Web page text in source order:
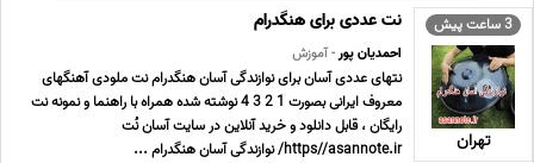
3 ساعت پیش
تهران
نت عددی برای هنگدرام
احمدیان پور- آموزش
نتهای عددی آسان برای نوازندگی آسان هنگدرام نت ملودی آهنگهای
معروف ایرانی بصورت 1 2 3 4 نوشته شده همراه با راهنما و نمونه نت
رایگان ، قابل دانلود و خرید آنلاین در سایت آسان نُت
https//asannote.ir/ نوازندگی آسان هنگدرام ...